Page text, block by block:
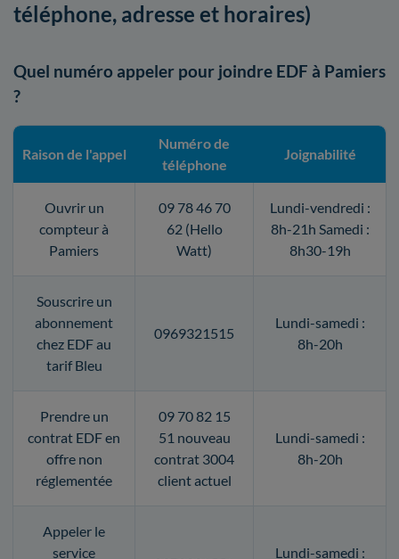
téléphone, adresse et horaires)
Quel numéro appeler pour joindre EDF à Pamiers
?
Raison de l'appel
Numéro de
téléphone
Joignabilité
Ouvrir un
compteur à
Pamiers
09 78 46 70
62 (Hello
Watt)
Lundi-vendredi :
8h-21h Samedi :
8h30-19h
Souscrire un
abonnement
chez EDF au
tarif Bleu
0969321515
Lundi-samedi :
8h-20h
Prendre un
contrat EDF en
offre non
réglementée
09 70 82 15
51 nouveau
contrat 3004
client actuel
Lundi-samedi :
8h-20h
Appeler le
service
Lundi-samedi :